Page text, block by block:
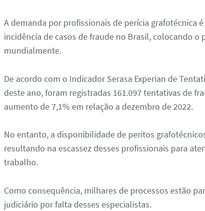
A demanda por profissionais de perícia grafotécnica
incidência de casos de fraude no Brasil, colocando o
mundialmente.
De acordo com o Indicador Serasa Experian de
deste ano, foram registradas 161.097 tentativas de
aumento de 7,1% em relação a dezembro de 2022.
No entanto, a disponibilidade de peritos
resultando na escassez desses profissionais para
trabalho.
Como consequência, milhares de processos estão
judiciário por falta desses especialistas.